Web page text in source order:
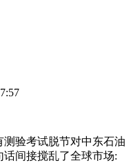
验考试脱节对中东石油
间接搅乱了全球市场: